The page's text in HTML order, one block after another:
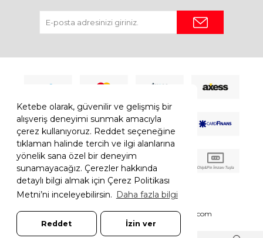
Ketebe olarak, güvenilir ve gelişmiş bir
alışveriş deneyimi sunmak amacıyla
çerez kullanıyoruz. Reddet seçeneğine
tıklaman halinde tercih ve ilgi alanlarına
yönelik sana özel bir deneyim
sunamayacağız. Çerezler hakkında
detaylı bilgi almak için Çerez Politikası
Metni’ni inceleyebilirsin. Daha fazla bilgi
Reddet İzin ver
© 2026 Ketebe Tüm Hakkı Saklıdır. Ketebe.com
7308052261181544